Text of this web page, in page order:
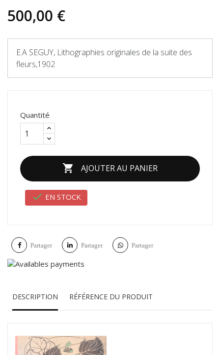
500,00 €
E.A SEGUY, Lithographies originales de la suite des
fleurs,1902
Quantité
 AJOUTER AU PANIER
 EN STOCK
Partager Partager Partager
DESCRIPTION RÉFÉRENCE DU PRODUIT